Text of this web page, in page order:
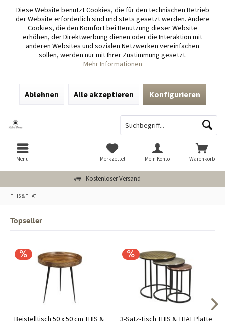
Diese Website benutzt Cookies, die für den technischen Betrieb
der Website erforderlich sind und stets gesetzt werden. Andere
Cookies, die den Komfort bei Benutzung dieser Website
erhöhen, der Direktwerbung dienen oder die Interaktion mit
anderen Websites und sozialen Netzwerken vereinfachen
sollen, werden nur mit Ihrer Zustimmung gesetzt.
Mehr Informationen
Ablehnen Alle akzeptieren Konfigurieren
Kostenloser Versand
Menü Warenkorb
Merkzettel Mein Konto
THIS & THAT
Topseller
Beistelltisch 50 x 50 cm THIS &
3-Satz-Tisch THIS & THAT Platte